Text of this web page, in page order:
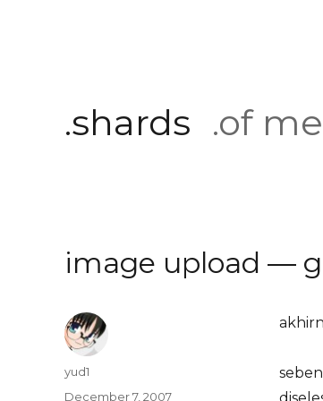
.shards .of
image upload —
Author
yud1
Posted
December 7, 2007